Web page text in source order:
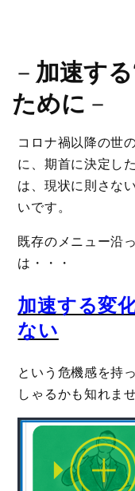
－ 加速す
ために －
コロナ禍以降の世
に、期首に決定し
は、現状に則さな
いです。
既存のメニュー沿
は・・・
加速する変
ない
という危機感を持
しゃるかも知れませ